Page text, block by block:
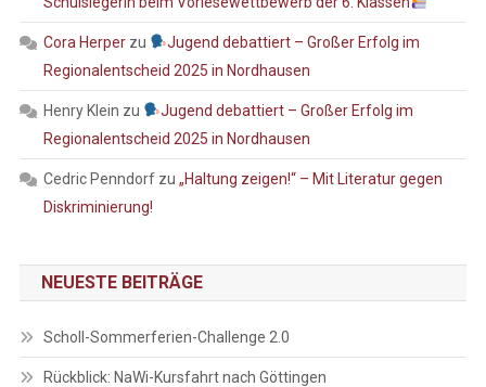
Cora Herperzu
Jugend debattiert – Großer Erfolg im
Regionalentscheid 2025 in Nordhausen
Henry Klein zu
Jugend debattiert – Großer Erfolg im
Regionalentscheid 2025 in Nordhausen
Cedric Penndorfzu „Haltung zeigen!“ – Mit Literatur gegen
Diskriminierung!
NEUESTE BEITRÄGE
Scholl-Sommerferien-Challenge 2.0
Rückblick: NaWi-Kursfahrt nach Göttingen